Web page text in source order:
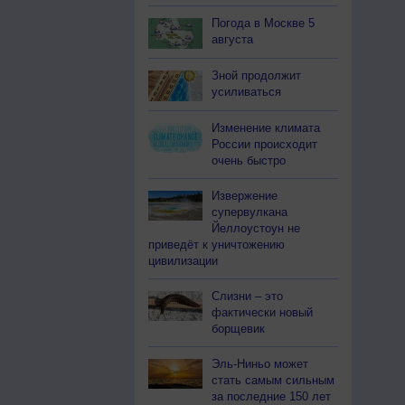
Погода в Москве 5
августа
Зной продолжит
усиливаться
Изменение климата
России происходит
очень быстро
Извержение
супервулкана
Йеллоустоун не
приведёт к уничтожению
цивилизации
Слизни – это
фактически новый
борщевик
Эль-Ниньо может
стать самым сильным
за последние 150 лет